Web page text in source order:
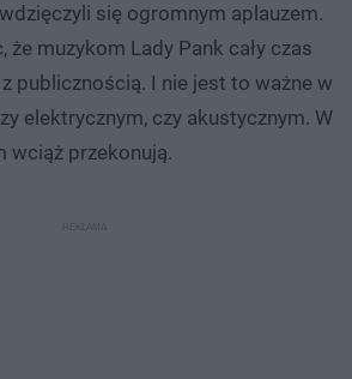
się ogromnym aplauzem.
że muzykom Lady Pank cały czas
publicznością. I nie jest to ważne w
elektrycznym, czy akustycznym. W
wciąż przekonują.